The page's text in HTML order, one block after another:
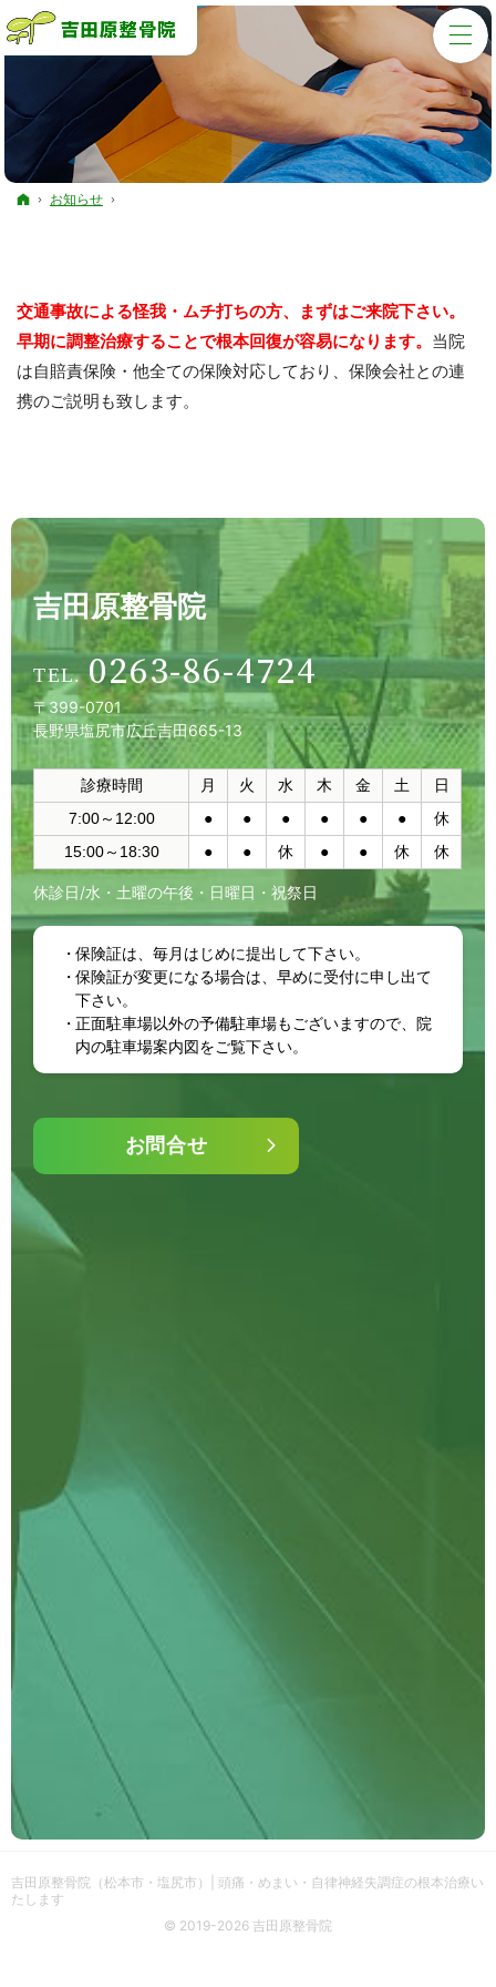
ホーム
お知らせ
交通事故による怪我・ムチ打ちの方、まずはご来院下さい。
早期に調整治療することで根本回復が容易になります。 当院
は自賠責保険・他全ての保険対応しており、保険会社との連
携のご説明も致します。
吉田原整骨院
0263-86-4724
〒399-0701
長野県塩尻市広丘吉田665-13
診療時間 月 火 水 木 金 土
日
7:00～12:00
● ● ● ● ● ●
休
15:00～18:30
● ● 休 ● ● 休 休
休診日/水・土曜の午後・日曜日・祝祭日
保険証は、毎月はじめに提出して下さい。
保険証が変更になる場合は、早めに受付に申し出て
下さい。
正面駐車場以外の予備駐車場もございますので、院
内の駐車場案内図をご覧下さい。
お問合せ
© 2019-2026 吉田原整骨院
吉田原整骨院（松本市・塩尻市）| 頭痛・めまい・自律神経失調症の根本治療い
たします